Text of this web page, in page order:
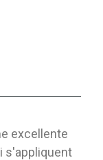
excellente
s'appliquent